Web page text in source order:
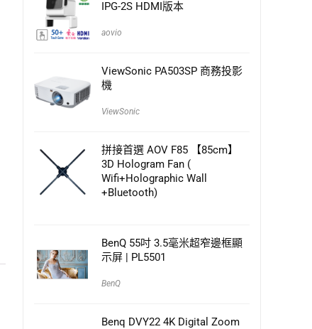
IPG-2S HDMI版本
aovio
ViewSonic PA503SP 商務投影
機
ViewSonic
拼接首選 AOV F85 【85cm】
3D Hologram Fan (
Wifi+Holographic Wall
+Bluetooth)
BenQ 55吋 3.5毫米超窄邊框顯
示屏 | PL5501
BenQ
Benq DVY22 4K Digital Zoom